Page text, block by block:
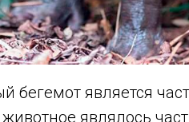
является
являлось